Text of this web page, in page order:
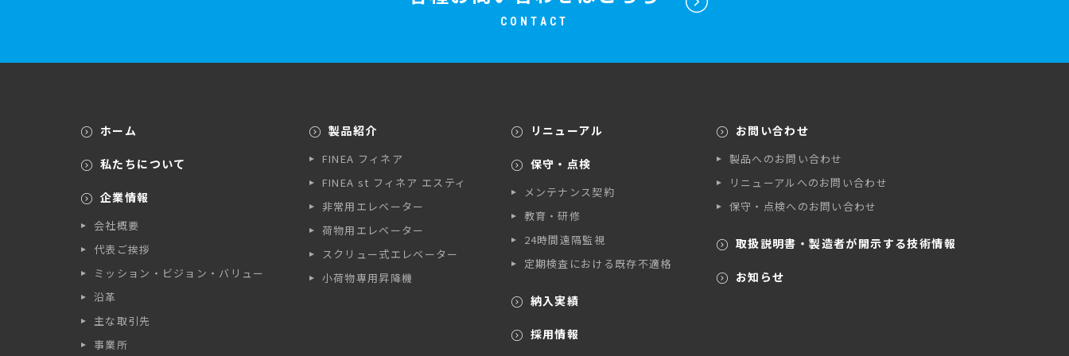
CONTACT
ホーム
私たちについて
企業情報
会社概要
代表ご挨拶
ミッション・ビジョン・バリュー
沿革
主な取引先
事業所
製品紹介
FINEA フィネア
FINEA st フィネア エスティ
非常用エレベーター
荷物用エレベーター
スクリュー式エレベーター
小荷物専用昇降機
リニューアル
保守・点検
メンテナンス契約
教育・研修
24時間遠隔監視
定期検査における既存不適格
納入実績
採用情報
お問い合わせ
製品へのお問い合わせ
リニューアルへのお問い合わせ
保守・点検へのお問い合わせ
取扱説明書・製造者が開示する技術情報
お知らせ